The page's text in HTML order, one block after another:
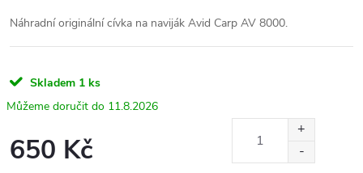
Náhradní originální cívka na naviják Avid Carp AV 8000.
Skladem 1 ks
11.8.2026
650 Kč